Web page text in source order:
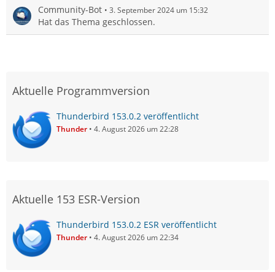
Community-Bot 3. September 2024 um 15:32
Hat das Thema geschlossen.
Aktuelle Programmversion
Thunderbird 153.0.2 veröffentlicht
Thunder 4. August 2026 um 22:28
Aktuelle 153 ESR-Version
Thunderbird 153.0.2 ESR veröffentlicht
Thunder 4. August 2026 um 22:34